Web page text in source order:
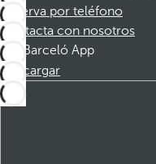
Reserva por teléfono
Contacta con nosotros
Barceló App
Descargar